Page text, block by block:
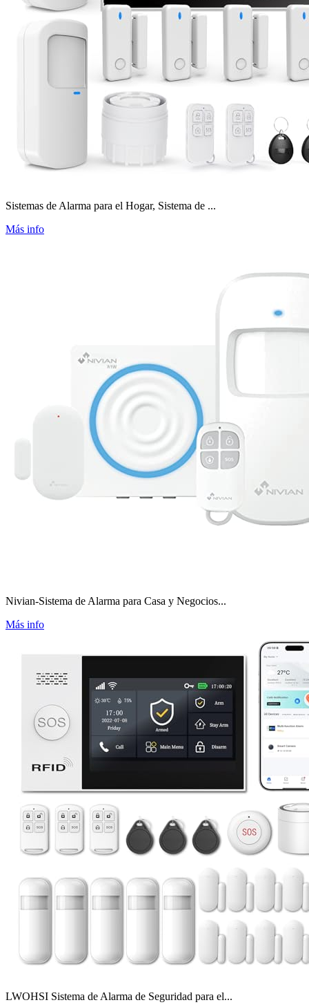
Sistemas de Alarma para el Hogar, Sistema de ...
Más info
Nivian-Sistema de Alarma para Casa y Negocios...
Más info
LWOHSI Sistema de Alarma de Seguridad para el...